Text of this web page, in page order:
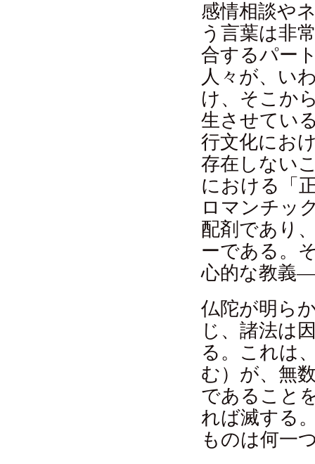
感情相談や
う言葉は非
合するパー
人々が、い
け、そこか
生させてい
行文化にお
存在しない
における「
ロマンチッ
配剤であり
ーである。
心的な教義
仏陀が明ら
じ、諸法は
る。これは
む）が、無
であること
れば滅する
ものは何一